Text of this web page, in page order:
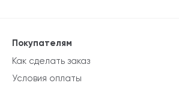
Покупателям
Как сделать заказ
Условия оплаты